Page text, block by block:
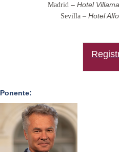
Madrid – Hotel
Sevilla – Hotel
Ponente: